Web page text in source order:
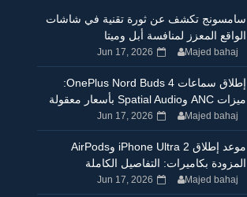
سامسونج تكشف عن ثورة تقنية في شاشات
الواقع المعزز لمنافسة أبل وميتا
Majed bahaj
Jun 17, 2026
إطلاق سماعات OnePlus Nord Buds 4:
ميزات ANC وSpatial Audio بأسعار معقولة
Majed bahaj
Jun 17, 2026
موعد إطلاق iPhone Ultra 2 وAirPods
المزودة بكاميرات: التفاصيل الكاملة
Majed bahaj
Jun 17, 2026